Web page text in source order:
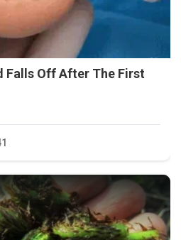
Falls Off After The First